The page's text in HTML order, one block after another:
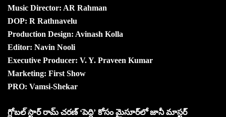
Music Director: AR Rahman
DOP: R Rathnavelu
Production Design: Avinash Kolla
Editor: Navin Nooli
Executive Producer: V. Y. Praveen Kumar
Marketing: First Show
PRO: Vamsi-Shekar
గ్లోబల్ స్టార్ రామ్ చరణ్ ‘పెద్ది’ కోసం మైసూర్‌లో జానీ మాస్టర్